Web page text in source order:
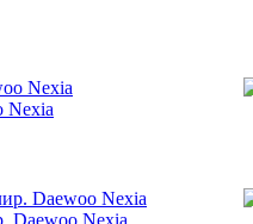
Nexia